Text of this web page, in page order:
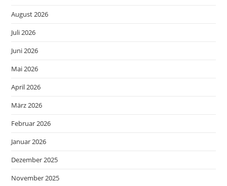
August 2026
Juli 2026
Juni 2026
Mai 2026
April 2026
März 2026
Februar 2026
Januar 2026
Dezember 2025
November 2025